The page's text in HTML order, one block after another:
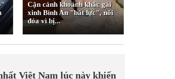
Cận cảnh khoảnh khắc gái
xinh Bình An "bất lực", nổi
đóa vì bị...
Việt Nam lúc này khiến